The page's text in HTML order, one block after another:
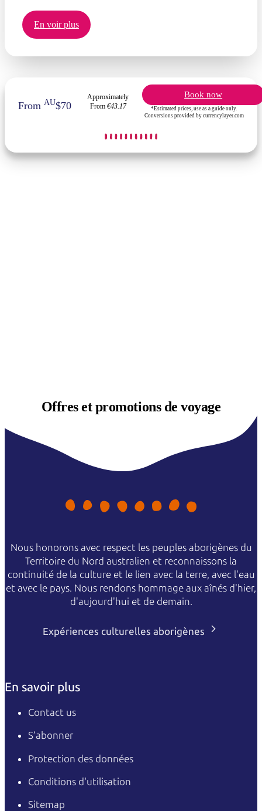
En voir plus
FromAU$70
Approximately
From €43.17
Book now
*Estimated prices, use as a guide only.
Conversions provided by currencylayer.com
Offres etpromotions de voyage
Nous honorons avec respect les peuples aborigènes du
Territoire du Nord australien et reconnaissons la
continuité de la culture et le lien avec la terre, avec l'eau
et avec le pays. Nous rendons hommage aux aînés d'hier,
d'aujourd'hui et de demain.
Expériences culturelles aborigènes
En savoir plus
Contact us
S’abonner
Protection des données
Conditions d'utilisation
Sitemap